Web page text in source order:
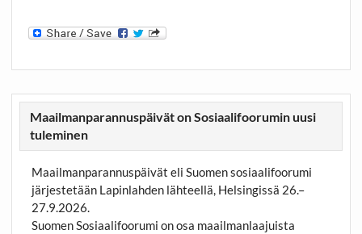
Maailmanparannuspäivät on Sosiaalifoorumin uusi
tuleminen
Maailmanparannuspäivät eli Suomen sosiaalifoorumi
järjestetään Lapinlahden lähteellä, Helsingissä 26.–
27.9.2026.
Suomen Sosiaalifoorumi on osa maailmanlaajuista